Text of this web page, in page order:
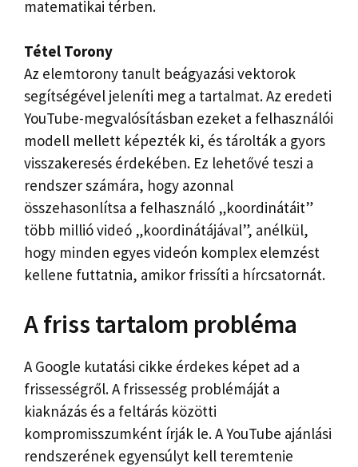
matematikai térben.
Tétel Torony
Az elemtorony tanult beágyazási vektorok
segítségével jeleníti meg a tartalmat. Az eredeti
YouTube-megvalósításban ezeket a felhasználói
modell mellett képezték ki, és tárolták a gyors
visszakeresés érdekében. Ez lehetővé teszi a
rendszer számára, hogy azonnal
összehasonlítsa a felhasználó „koordinátáit”
több millió videó „koordinátájával”, anélkül,
hogy minden egyes videón komplex elemzést
kellene futtatnia, amikor frissíti a hírcsatornát.
A friss tartalom probléma
A Google kutatási cikke érdekes képet ad a
frissességről. A frissesség problémáját a
kiaknázás és a feltárás közötti
kompromisszumként írják le. A YouTube ajánlási
rendszerének egyensúlyt kell teremtenie